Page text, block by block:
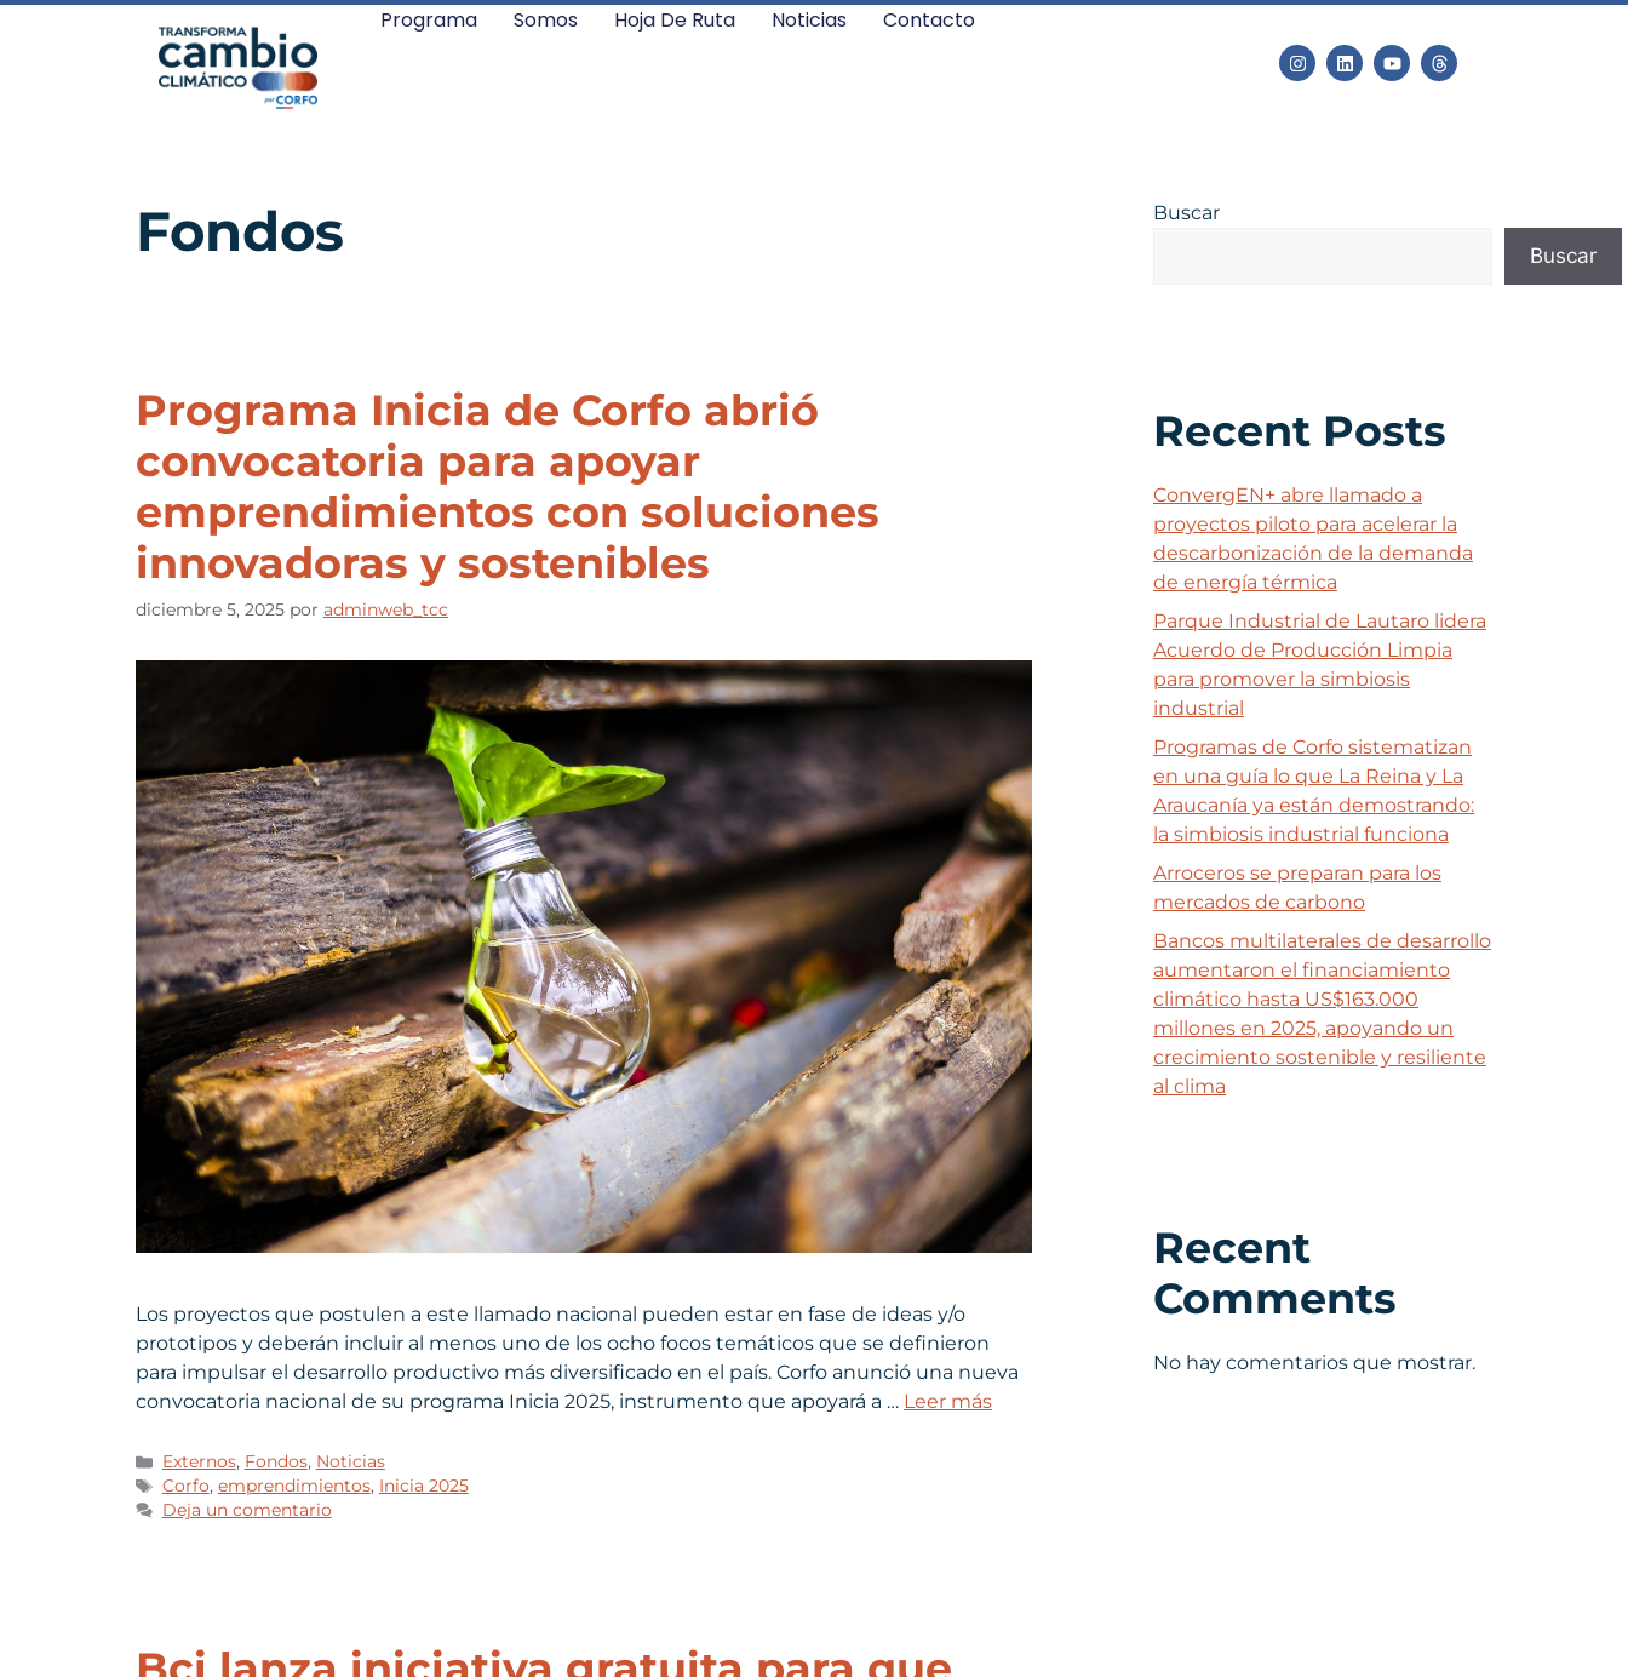
Programa Somos Hoja De Ruta Noticias Contacto
Fondos
Programa Inicia de Corfo abrió
convocatoria para apoyar
emprendimientos con soluciones
innovadoras y sostenibles
diciembre 5, 2025 por adminweb_tcc
Los proyectos que postulen a este llamado nacional pueden estar en fase de ideas y/o
prototipos y deberán incluir al menos uno de los ocho focos temáticos que se definieron
para impulsar el desarrollo productivo más diversificado en el país. Corfo anunció una nueva
convocatoria nacional de su programa Inicia 2025, instrumento que apoyará a … Leer más
Externos, Fondos, Noticias
Corfo, emprendimientos, Inicia 2025
Deja un comentario
Buscar
Buscar
Recent Posts
ConvergEN+ abre llamado a
proyectos piloto para acelerar la
descarbonización de la demanda
de energía térmica
Parque Industrial de Lautaro lidera
Acuerdo de Producción Limpia
para promover la simbiosis
industrial
Programas de Corfo sistematizan
en una guía lo que La Reina y La
Araucanía ya están demostrando:
la simbiosis industrial funciona
Arroceros se preparan para los
mercados de carbono
Bancos multilaterales de desarrollo
aumentaron el financiamiento
climático hasta US$163.000
millones en 2025, apoyando un
crecimiento sostenible y resiliente
al clima
Recent
Comments
No hay comentarios que mostrar.